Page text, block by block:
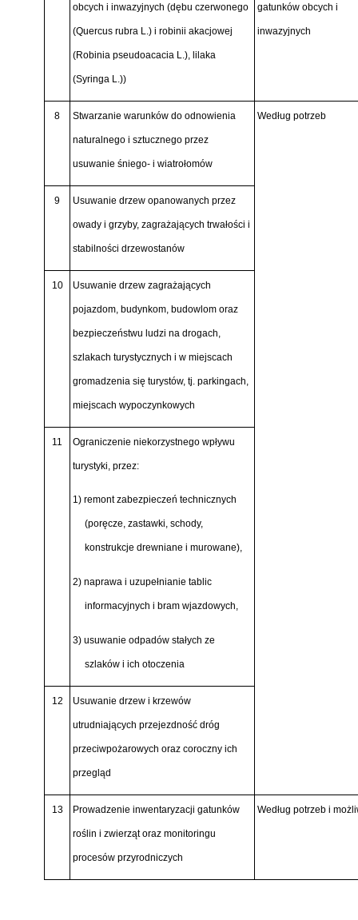
obcych i inwazyjnych (dębu czerwonego
(Quercus rubra L.)i robinii akacjowej
(Robinia pseudoacacia L.), lilaka
(Syringa L.))
gatunków obcych i
inwazyjnych
8 Stwarzanie warunków do odnowienia
naturalnego i sztucznego przez
usuwanie śniego- i wiatrołomów
Według potrzeb
9 Usuwanie drzew opanowanych przez
owady i grzyby, zagrażających trwałości i
stabilności drzewostanów
10 Usuwanie drzew zagrażających
pojazdom, budynkom, budowlom oraz
bezpieczeństwu ludzi na drogach,
szlakach turystycznych i w miejscach
gromadzenia się turystów, tj. parkingach,
miejscach wypoczynkowych
11 Ograniczenie niekorzystnego wpływu
turystyki, przez:
1) remont zabezpieczeń technicznych
(poręcze, zastawki, schody,
konstrukcje drewniane i murowane),
2) naprawa i uzupełnianie tablic
informacyjnych i bram wjazdowych,
3) usuwanie odpadów stałych ze
szlaków i ich otoczenia
12 Usuwanie drzew i krzewów
utrudniających przejezdność dróg
przeciwpożarowych oraz coroczny ich
przegląd
13 Prowadzenie inwentaryzacji gatunków
roślin i zwierząt oraz monitoringu
procesów przyrodniczych
Według potrzeb i